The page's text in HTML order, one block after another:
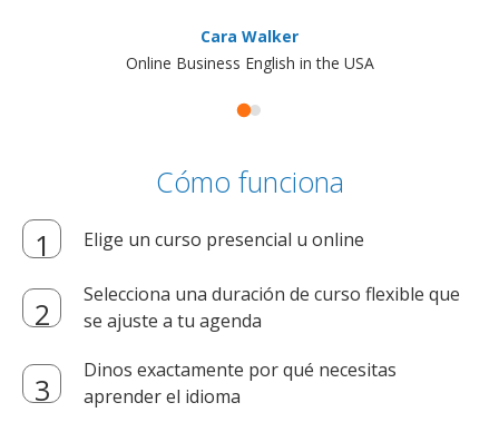
Cara Walker
Online Business English in the USA
Cómo funciona
Elige un curso presencial u online
Selecciona una duración de curso flexible que
se ajuste a tu agenda
Dinos exactamente por qué necesitas
aprender el idioma